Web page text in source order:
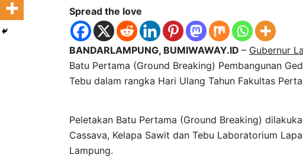
Spread the love
BANDARLAMPUNG, BUMIWAWAY.ID – Gubernur
Batu Pertama (Ground Breaking) Pembangunan
Tebu dalam rangka Hari Ulang Tahun Fakultas
Peletakan Batu Pertama (Ground Breaking)
Cassava, Kelapa Sawit dan Tebu Laboratorium
Lampung.